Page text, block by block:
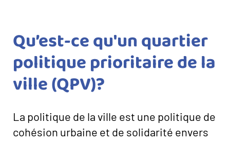
Qu’est-ce qu'un quartier
politique prioritaire de la
ville (QPV)?
La politique de la ville est une politique de
cohésion urbaine et de solidarité envers